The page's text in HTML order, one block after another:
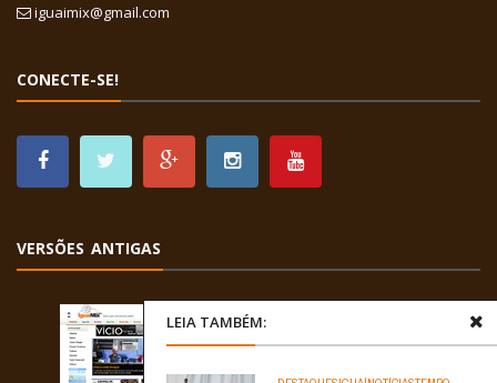
LEIA TAMBÉM:
iguaimix@gmail.com
CONECTE-SE!
VERSÕES ANTIGAS